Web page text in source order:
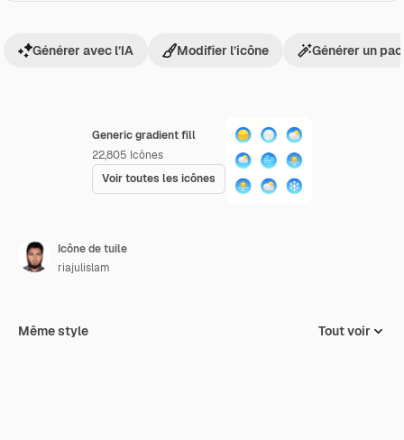
Generic gradient fill
22,805 Icônes
Voir toutes les icônes
Générer avec l’IA Modifier l’icône Générer un
Icône de tuile
riajulislam
Même style Tout voir